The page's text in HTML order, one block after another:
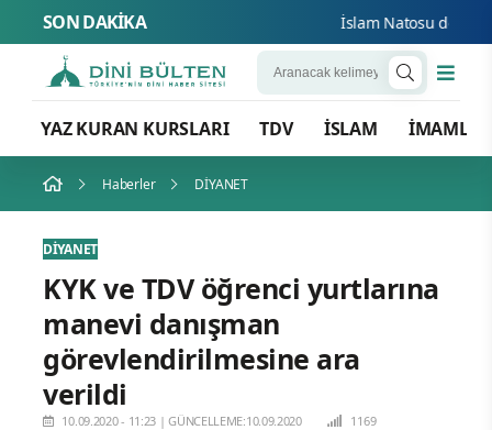
SON DAKİKA İslam Natosu dosta
YAZ KURAN KURSLARI TDV İSLAM İMAMLAR
Haberler DİYANET
DİYANET
KYK ve TDV öğrenci yurtlarına
manevi danışman
görevlendirilmesine ara
verildi
10.09.2020 - 11:23 |GÜNCELLEME:10.09.2020
1169